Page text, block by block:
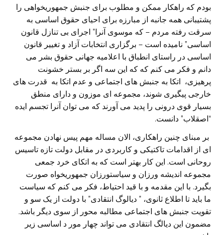
بودم که راهکار ممکن و مطلوب برای جنبش جمهوریخواهی را
پشتیبانی همه جانبه از مبارزه برای احیای حقوق اساسی به
سرقت رفته مردم – که موسوی آنرا” اجرای بی تنازل قانون
اساسی” نامیده است – برگزاری انتخابات آزاد و تغییر قانون
اساسی در راستای انطباق با اعلامیه جهانی حقوق بشر می
دانم و فکر می کنم که که این سه اگر بر بستر خشونت
پرهیزی، اتکا به جنبش های اجتماعی و عدم اتکا به قدرت های
خارجی پیگیری شوند، مجموعه ای موزون و دارای منطق
بسیار قوی درونی را پدید می آورند که می توان آنرا تجسم ایده
“اصقلاب” دانست.
بر مبنای چنین راهکاری، الان مساله مهم پیس نهادن مجموعه
ای از اقدامات تاکتیکی و کاربردی در مقابل دولت تازه تاسیس
روحانی است. این کار بهتر است که به اتکای خرد جمعی
مجموعه اندیشه ورزان و سیاستورزان جمهوریخواه صورت
بگیرد. با این مقدمه و با قید احتیاط، فکر می کنم که سیاست
ما باید تا اطلاع ثانوی، ” دیالوگ انتقادی” با دولت از یک سو و
تقویت جنبش های اجتماعی مطالبه محور از سوی دیگر باشد.
مضمون این دیالگ انتقادی می تواند چهار مور د اساسی زیر